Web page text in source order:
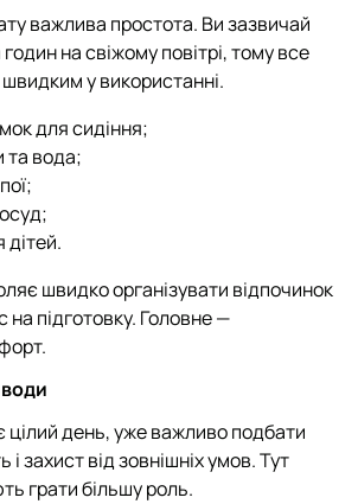
важлива простота. Ви зазвичай
на свіжому повітрі, тому все
у використанні.
для сидіння;
та вода;
дітей.
швидко організувати відпочинок
на підготовку. Головне —
цілий день, уже важливо подбати
і захист від зовнішніх умов. Тут
грати більшу роль.